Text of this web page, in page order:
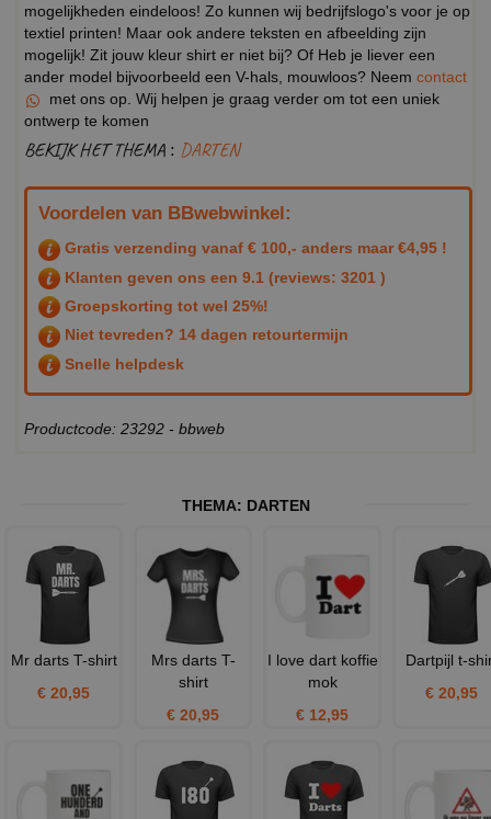
mogelijkheden eindeloos! Zo kunnen wij bedrijfslogo's voor je op
textiel printen! Maar ook andere teksten en afbeelding zijn
mogelijk! Zit jouw kleur shirt er niet bij? Of Heb je liever een
ander model bijvoorbeeld een V-hals, mouwloos? Neem contact
met ons op. Wij helpen je graag verder om tot een uniek
ontwerp te komen
BEKIJK HET THEMA : DARTEN
Voordelen van BBwebwinkel:
Gratis verzending vanaf € 100,- anders maar €4,95 !
Klanten geven ons een 9.1 (reviews: 3201 )
Groepskorting tot wel 25%!
Niet tevreden? 14 dagen retourtermijn
Snelle helpdesk
Productcode: 23292 - bbweb
THEMA: DARTEN
Mr darts T-shirt
€ 20,95
Mrs darts T-
shirt
€ 20,95
I love dart koffie
mok
€ 12,95
Dartpijl t-
€ 20,95